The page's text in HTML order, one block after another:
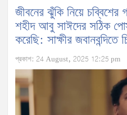
জীবনের ঝুঁকি নিয়ে
শহীদ আবু সাঈদের সঠিক
করেছি: সাক্ষীর জবানবন্দিতে
প্রকাশ: 24 August, 2025 12:25 pm